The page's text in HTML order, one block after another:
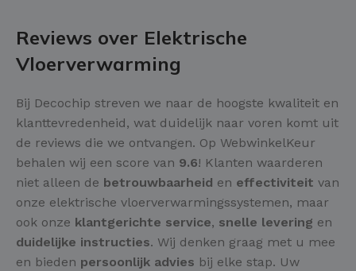
Reviews over Elektrische
Vloerverwarming
Bij Decochip streven we naar de hoogste kwaliteit en
klanttevredenheid, wat duidelijk naar voren komt uit
de reviews die we ontvangen. Op WebwinkelKeur
behalen wij een score van 9.6! Klanten waarderen
niet alleen de betrouwbaarheid en effectiviteit van
onze elektrische vloerverwarmingssystemen, maar
ook onze klantgerichte service, snelle levering en
duidelijke instructies. Wij denken graag met u mee
en bieden persoonlijk advies bij elke stap. Uw